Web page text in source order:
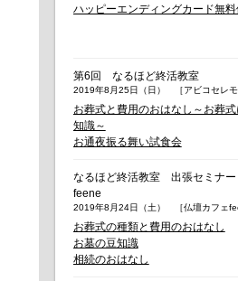
ハッピーエンディングカード無
第6回 なるほど終活教室
2019年8月25日（日） ［アビコセレモ
お葬式と費用のおはなし～お葬
知識～
お通夜振る舞い試食会
なるほど終活教室 出張セミナ
feene
2019年8月24日（土） ［仏壇カフェ
お葬式の種類と費用のおはなし
お墓の豆知識
相続のおはなし